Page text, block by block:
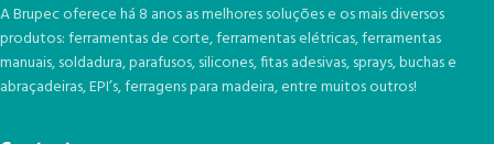
A Brupec oferece há 8 anos as melhores soluções e os mais diversos
produtos: ferramentas de corte, ferramentas elétricas, ferramentas
manuais, soldadura, parafusos, silicones, fitas adesivas, sprays, buchas e
abraçadeiras, EPI’s, ferragens para madeira, entre muitos outros!